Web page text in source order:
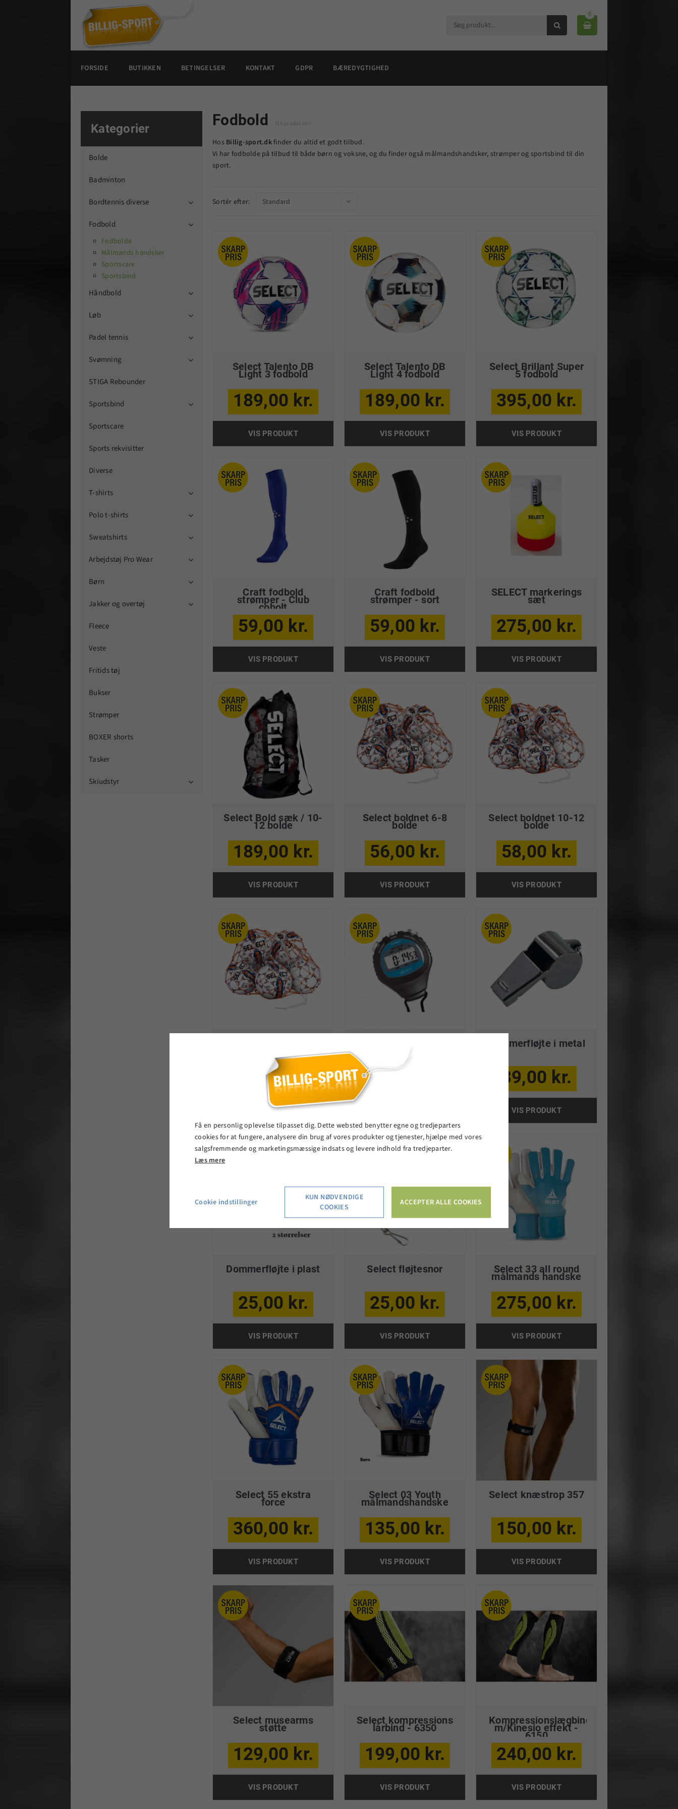

0

FORSIDE BUTIKKEN BETINGELSER KONTAKT GDPR BÆREDYGTIGHED
Kategorier
Bolde
Badminton
Bordtennis diverse 
Fodbold 
Fodbolde
Målmands handsker
Sportscare
Sportsbind
Håndbold 
Løb 
Padel tennis 
Svømning 
STIGA Rebounder
Sportsbind 
Sportscare
Sports rekvisitter
Diverse
T-shirts 
Polo t-shirts 
Sweatshirts 
Arbejdstøj Pro Wear 
Børn 
Jakker og overtøj 
Fleece
Veste
Fritids tøj
Bukser
Strømper
BOXER shorts
Tasker
Skiudstyr 
Fodbold (30 produkter)
Hos Billig-sport.dkfinder du altid et godt tilbud.
Vi har fodbolde på tilbud til både børn og voksne, og du finder også målmandshandsker, strømper og sportsbind til din
sport.
Sortér efter:
Select Talento DB
Light 3 fodbold
189,00 kr.
VIS PRODUKT
Select Talento DB
Light 4 fodbold
189,00 kr.
VIS PRODUKT
Select Brillant Super
5 fodbold
395,00 kr.
VIS PRODUKT
Craft fodbold
strømper - Club
cobolt
59,00 kr.
VIS PRODUKT
Craft fodbold
strømper - sort
59,00 kr.
VIS PRODUKT
SELECT markerings
sæt
275,00 kr.
VIS PRODUKT
Select Bold sæk / 10-
12 bolde
189,00 kr.
VIS PRODUKT
Select boldnet 6-8
bolde
56,00 kr.
VIS PRODUKT
Select boldnet 10-12
bolde
58,00 kr.
VIS PRODUKT
60,00 kr.
VIS PRODUKT
150,00 kr.
Dommerfløjte i metal
39,00 kr.
VIS PRODUKT
Dommerfløjte i plast
25,00 kr.
VIS PRODUKT
Select fløjtesnor
25,00 kr.
VIS PRODUKT
Select 33 all round
målmands handske
275,00 kr.
VIS PRODUKT
Select 55 ekstra
force
360,00 kr.
VIS PRODUKT
Select 03 Youth
målmandshandske
135,00 kr.
VIS PRODUKT
Select knæstrop 357
150,00 kr.
VIS PRODUKT
Select musearms
støtte
129,00 kr.
VIS PRODUKT
Select kompressions
lårbind - 6350
199,00 kr.
VIS PRODUKT
Kompressionslægbind
m/Kinesio effekt -
6150
240,00 kr.
VIS PRODUKT
Få en personlig oplevelse tilpasset dig. Dette websted benytter egne og tredjeparters
cookies for at fungere, analysere din brug af vores produkter og tjenester, hjælpe med vores
salgsfremmende og marketingsmæssige indsats og levere indhold fra tredjeparter.
Læs mere
Cookie indstillinger
KUN NØDVENDIGE
COOKIES
ACCEPTER ALLE COOKIES